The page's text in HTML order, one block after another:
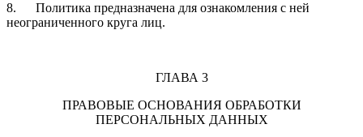
8. Политика предназначена для ознакомления с ней
неограниченного круга лиц.
ГЛАВА 3
ПРАВОВЫЕ ОСНОВАНИЯ ОБРАБОТКИ
ПЕРСОНАЛЬНЫХ ДАННЫХ